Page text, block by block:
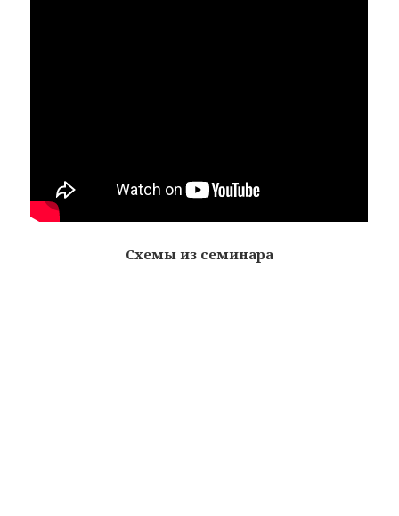
Схемы из семинара